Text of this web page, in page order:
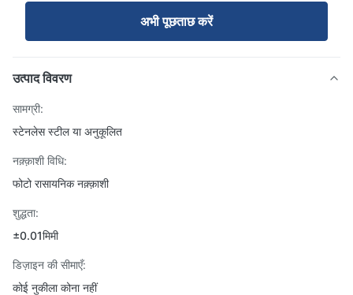
अभी पूछताछ करें
उत्पाद विवरण
सामग्री:
स्टेनलेस स्टील या अनुकूलित
नक़्क़ाशी विधि:
फोटो रासायनिक नक़्क़ाशी
शुद्धता:
±0.01मिमी
डिज़ाइन की सीमाएँ:
कोई नुकीला कोना नहीं